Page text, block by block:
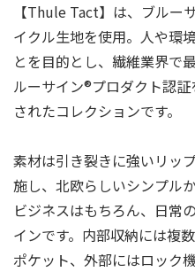
【Thule Tact】は、ブルー
イクル⽣地を使用。人や環
とを目的とし、繊維業界で
ルーサイン®プロダクト認
されたコレクションです。
素材は引き裂きに強いリッ
施し、北欧らしいシンプル
ビジネスはもちろん、⽇常
インです。内部収納には複
ポケット、外部にはロック